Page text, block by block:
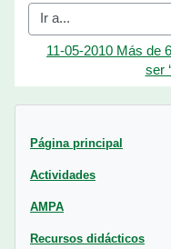
Ir a...
11-05-2010 Más de
ser
Página principal
Actividades
AMPA
Recursos didácticos